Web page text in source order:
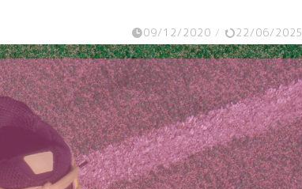
09/12/2020 / 22/06/2025